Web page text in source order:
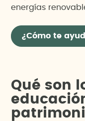
energías
¿Cómo te
Qué son